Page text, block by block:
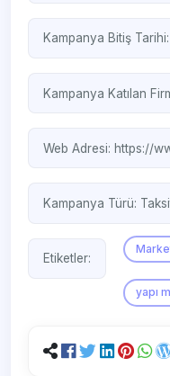
Kampanya Bitiş
Kampanya Katılan
Web Adresi: https://
Kampanya Türü:
Etiketler:
yapı